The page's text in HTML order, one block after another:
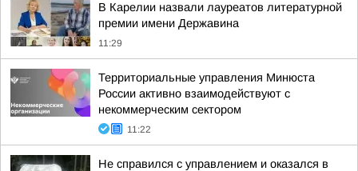
В Карелии назвали лауреатов литературной
премии имени Державина
11:29
Территориальные управления Минюста
России активно взаимодействуют с
некоммерческим сектором
11:22
Не справился с управлением и оказался в